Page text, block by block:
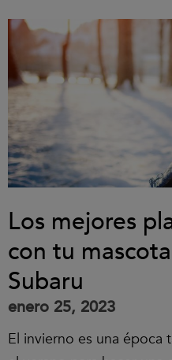
Los mejores
con tu
Subaru
enero 25, 2023
El invierno es una época